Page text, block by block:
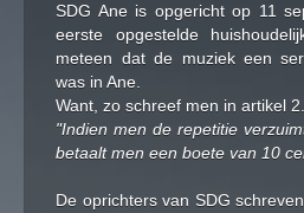
SDG Ane is opgericht op 11
eerste opgestelde
meteen dat de muziek een
was in Ane.
Want, zo schreef men in artikel 2.
"Indien men de repetitie
betaalt men een boete van 10
De oprichters van SDG